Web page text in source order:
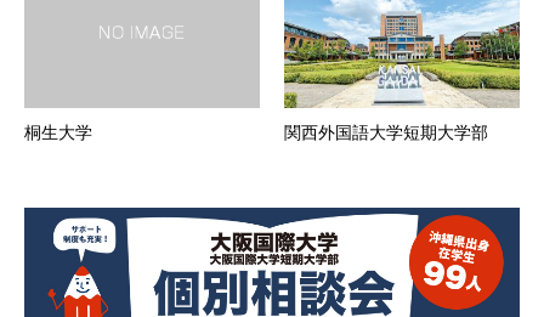
桐生大学 関西外国語大学短期大学部